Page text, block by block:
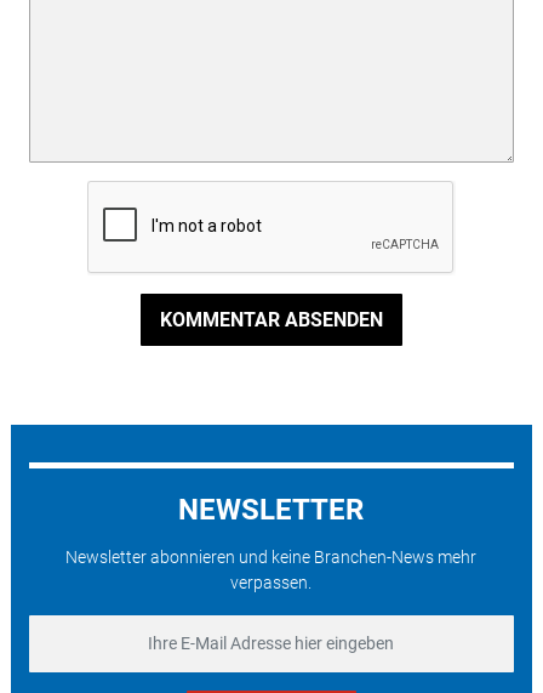
KOMMENTAR ABSENDEN
NEWSLETTER
Newsletter abonnieren und keine Branchen-News mehr
verpassen.